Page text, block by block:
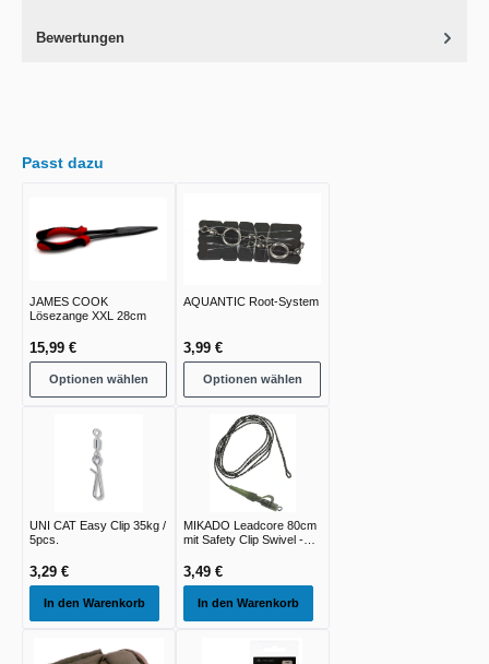
Bewertungen
Passt dazu
JAMES COOK
Lösezange XXL 28cm
15,99 €
Optionen wählen
AQUANTIC Root-System
3,99 €
Optionen wählen
UNI CAT Easy Clip 35kg /
5pcs.
3,29 €
In den Warenkorb
MIKADO Leadcore 80cm
mit Safety Clip Swivel -
3,49 €
In den Warenkorb